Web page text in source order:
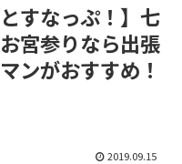
とすなっぷ！】七
宮参りなら出張
ンがおすすめ！
2019.09.15